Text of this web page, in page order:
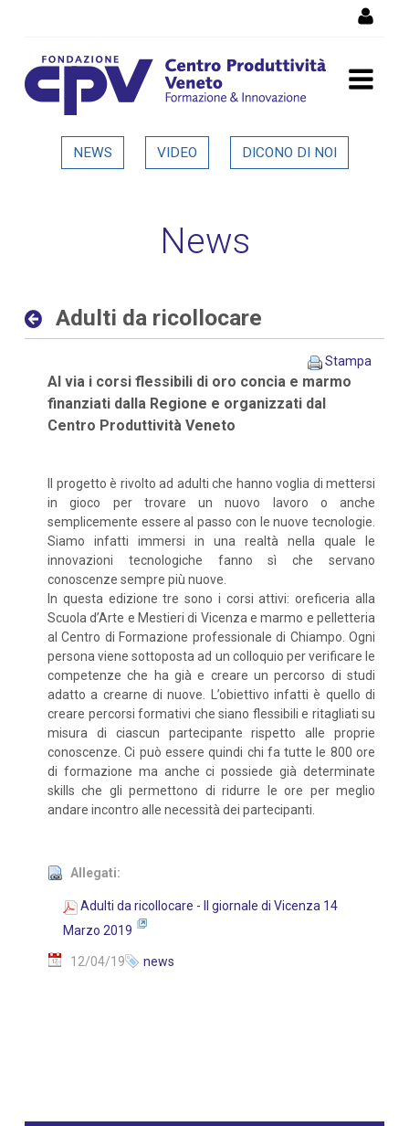
Adulti da ricollocare -
NEWS VIDEO DICONO DI NOI
News
Adulti da ricollocare
Stampa
Al via i corsi flessibili di oro concia e marmo
finanziati dalla Regione e organizzati dal
Centro Produttività Veneto
Il progetto è rivolto ad adulti che hanno voglia di mettersi
in gioco per trovare un nuovo lavoro o anche
semplicemente essere al passo con le nuove tecnologie.
Siamo infatti immersi in una realtà nella quale le
innovazioni tecnologiche fanno sì che servano
conoscenze sempre più nuove.
In questa edizione tre sono i corsi attivi: oreficeria alla
Scuola d’Arte e Mestieri di Vicenza e marmo e pelletteria
al Centro di Formazione professionale di Chiampo. Ogni
persona viene sottoposta ad un colloquio per verificare le
competenze che ha già e creare un percorso di studi
adatto a crearne di nuove. L’obiettivo infatti è quello di
creare percorsi formativi che siano flessibili e ritagliati su
misura di ciascun partecipante rispetto alle proprie
conoscenze. Ci può essere quindi chi fa tutte le 800 ore
di formazione ma anche ci possiede già determinate
skills che gli permettono di ridurre le ore per meglio
andare incontro alle necessità dei partecipanti.
Allegati:
Adulti da ricollocare - Il giornale di Vicenza 14
Marzo 2019
12/04/19 news